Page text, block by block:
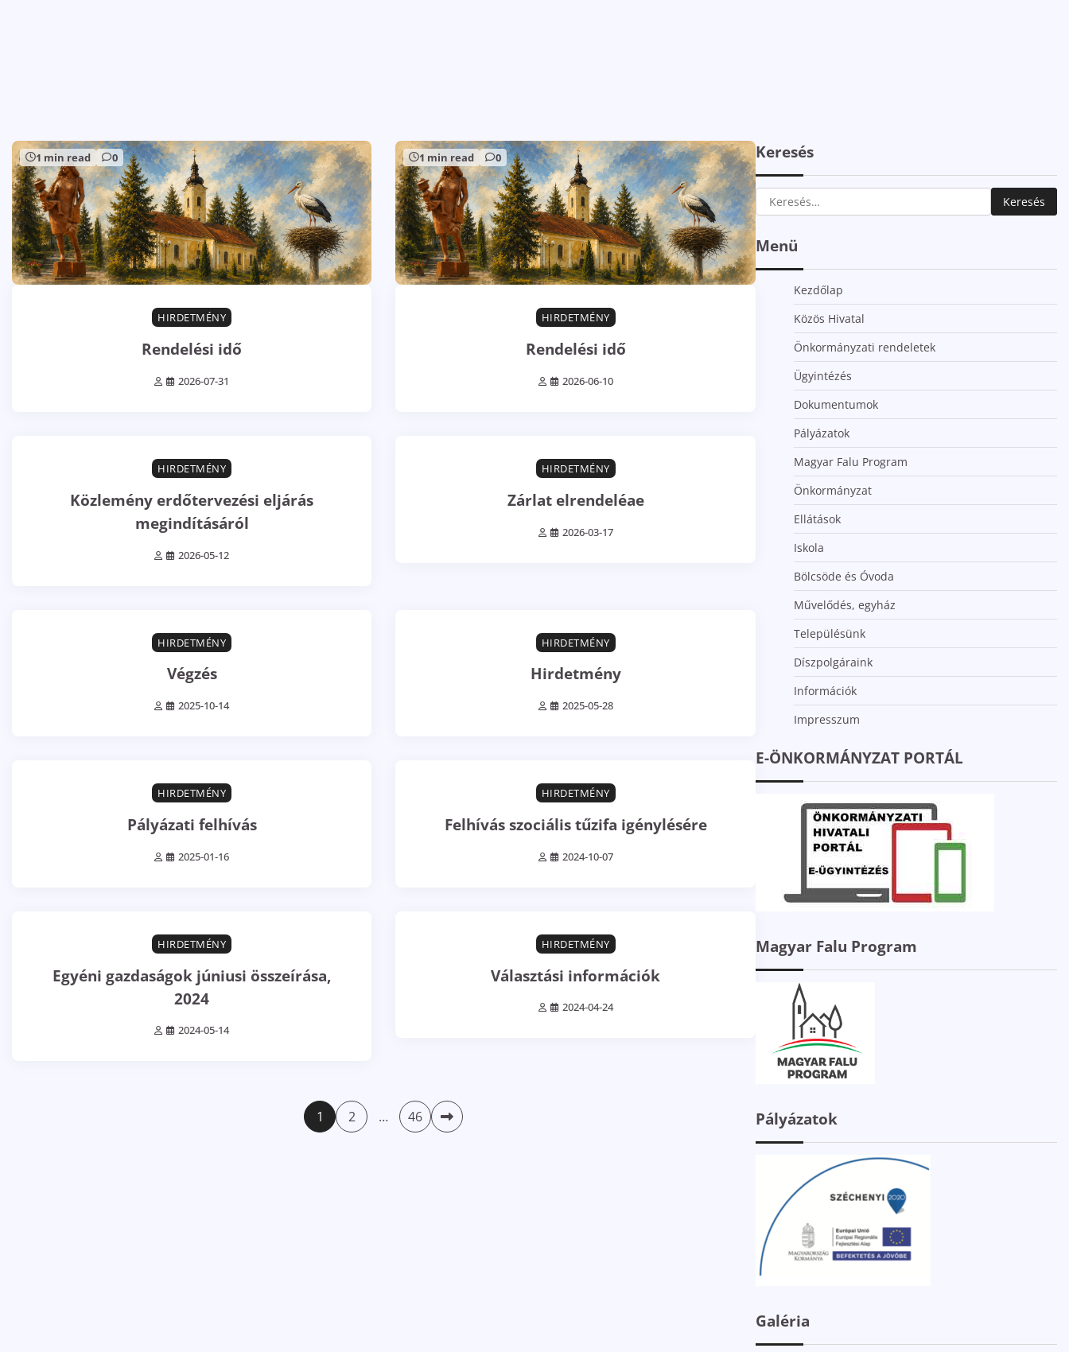
1 min read 0
HIRDETMÉNY
Rendelési idő
2026-07-31
1 min read 0
HIRDETMÉNY
Rendelési idő
2026-06-10
HIRDETMÉNY
Közlemény erdőtervezési eljárás
megindításáról
2026-05-12
HIRDETMÉNY
Zárlat elrendeléae
2026-03-17
HIRDETMÉNY
Végzés
2025-10-14
HIRDETMÉNY
Hirdetmény
2025-05-28
HIRDETMÉNY
Pályázati felhívás
2025-01-16
HIRDETMÉNY
Felhívás szociális tűzifa igénylésére
2024-10-07
HIRDETMÉNY
Egyéni gazdaságok júniusi összeírása,
2024
2024-05-14
HIRDETMÉNY
Választási információk
2024-04-24
1 2 … 46
Keresés
Keresés:
Menü
Kezdőlap
Közös Hivatal
Önkormányzati rendeletek
Ügyintézés
Dokumentumok
Pályázatok
Magyar Falu Program
Önkormányzat
Ellátások
Iskola
Bölcsöde és Óvoda
Művelődés, egyház
Településünk
Díszpolgáraink
Információk
Impresszum
E-ÖNKORMÁNYZAT PORTÁL
Magyar Falu Program
Pályázatok
Galéria